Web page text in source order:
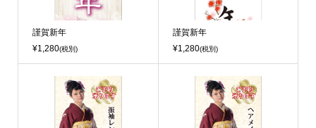
謹賀新年
¥1,280(税別)
謹賀新年
¥1,280(税別)